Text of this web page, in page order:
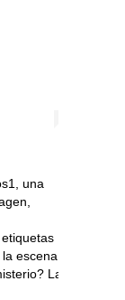
una
escena
La